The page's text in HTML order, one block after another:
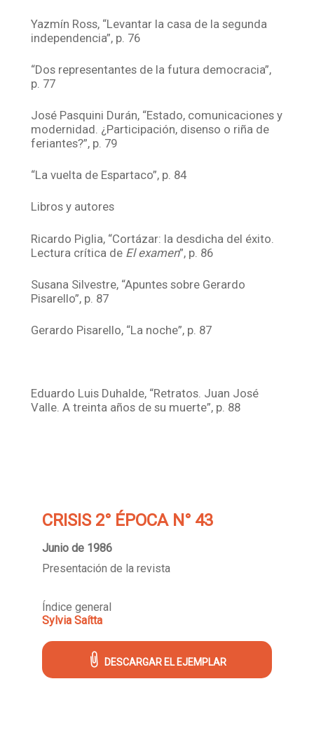
Yazmín Ross, “Levantar la casa de la segunda
independencia”, p. 76
“Dos representantes de la futura democracia”,
p. 77
José Pasquini Durán, “Estado, comunicaciones y
modernidad. ¿Participación, disenso o riña de
feriantes?”, p. 79
“La vuelta de Espartaco”, p. 84
Libros y autores
Ricardo Piglia, “Cortázar: la desdicha del éxito.
Lectura crítica de El examen”, p. 86
Susana Silvestre, “Apuntes sobre Gerardo
Pisarello”, p. 87
Gerardo Pisarello, “La noche”, p. 87
Eduardo Luis Duhalde, “Retratos. Juan José
Valle. A treinta años de su muerte”, p. 88
CRISIS 2° ÉPOCA N° 43
Junio de 1986
Presentación de la revista
Índice general
Sylvia Saítta
DESCARGAR EL EJEMPLAR